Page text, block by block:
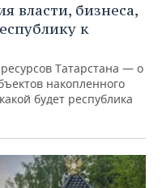
власти, бизнеса,
к
Татарстана — о
накопленного
будет республика